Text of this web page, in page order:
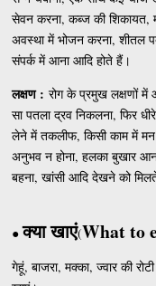
सेवन करना, कब्ज की शिकायत,
अवस्था में भोजन करना, शीतल
संपर्क में आना आदि होते हैं।
लक्षण : रोग के प्रमुख लक्षणों
सा पतला द्रव निकलना, फिर
लेने में तकलीफ, किसी काम में
अनुभव न होना, हलका बुखार
बहना, खांसी आदि देखने को
●क्या खाएं(What to
गेहूं, बाजरा, मक्का, ज्वार की